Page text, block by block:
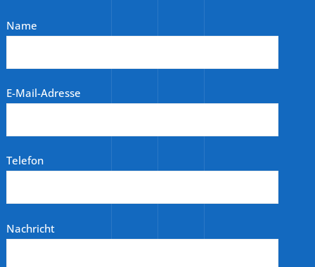
Name
E-Mail-Adresse
Telefon
Nachricht